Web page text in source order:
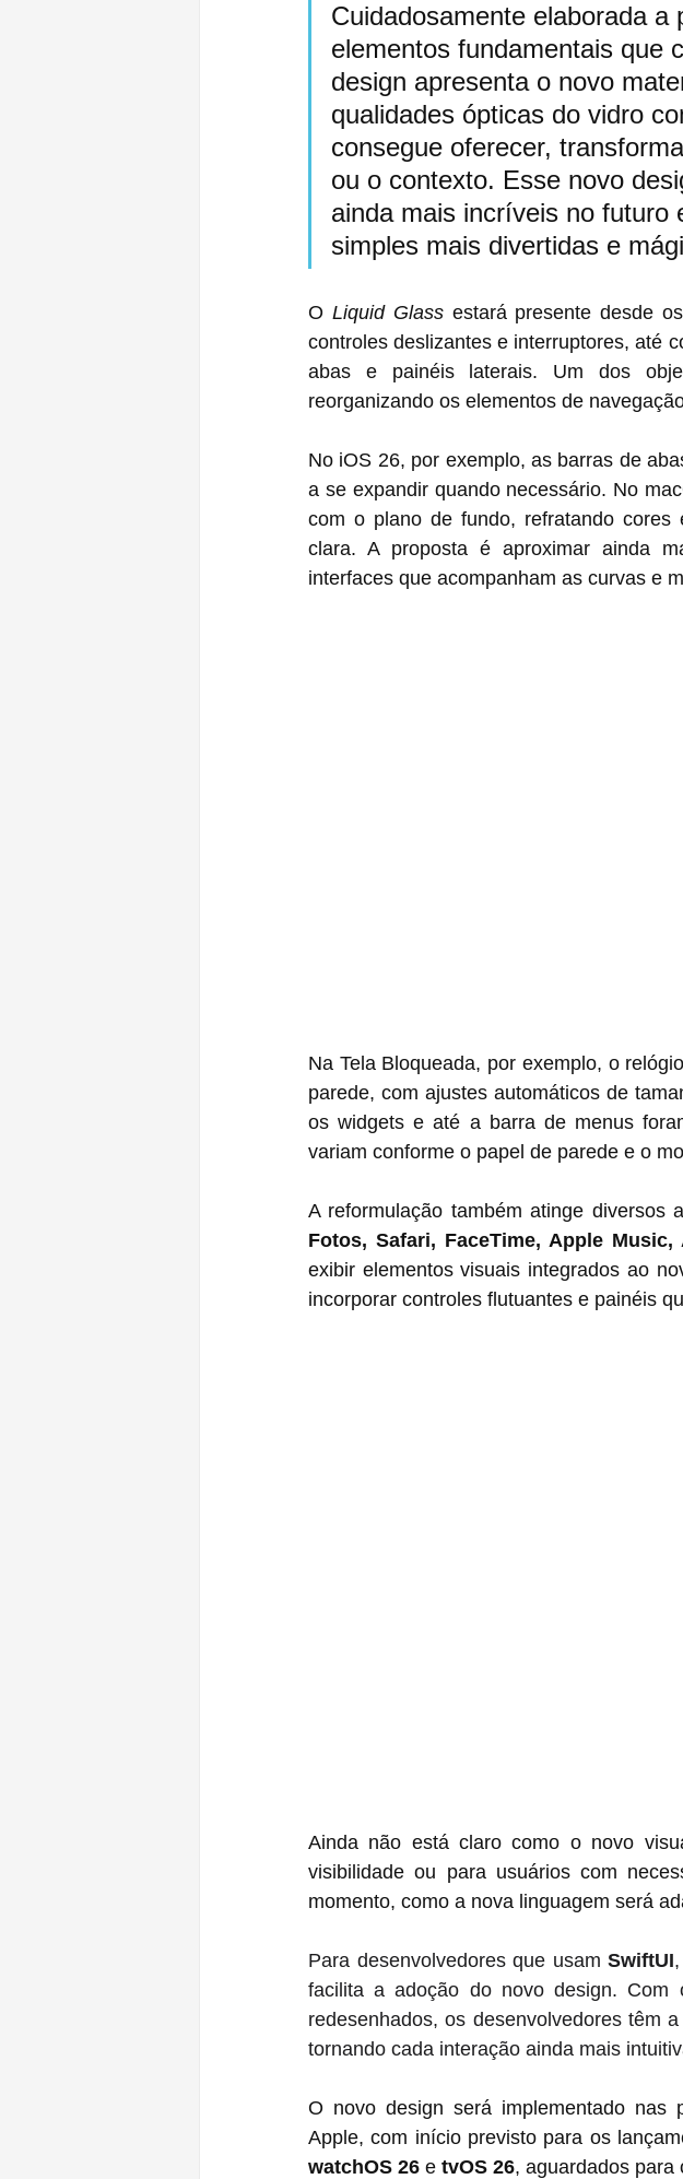
Cuidadosamente elaborada
elementos fundamentais que
design apresenta o novo
qualidades ópticas do vidro
consegue oferecer,
ou o contexto. Esse novo
ainda mais incríveis no futuro
simples mais divertidas e
O Liquid Glass estará presente desde
controles deslizantes e interruptores, até
abas e painéis laterais. Um dos
reorganizando os elementos de
No iOS 26, por exemplo, as barras de
a se expandir quando necessário. No
com o plano de fundo, refratando
clara. A proposta é aproximar ainda
interfaces que acompanham as curvas e
Na Tela Bloqueada, por exemplo, o
parede, com ajustes automáticos de
os widgets e até a barra de menus
variam conforme o papel de parede e o
A reformulação também atinge diversos
Fotos, Safari, FaceTime, Apple
exibir elementos visuais integrados ao
incorporar controles flutuantes e painéis
Ainda não está claro como o novo
visibilidade ou para usuários com
momento, como a nova linguagem será
Para desenvolvedores que usam SwiftUI,
facilita a adoção do novo design. Com
redesenhados, os desenvolvedores têm
tornando cada interação ainda mais
O novo design será implementado nas
Apple, com início previsto para os
watchOS 26 e tvOS 26, aguardados para